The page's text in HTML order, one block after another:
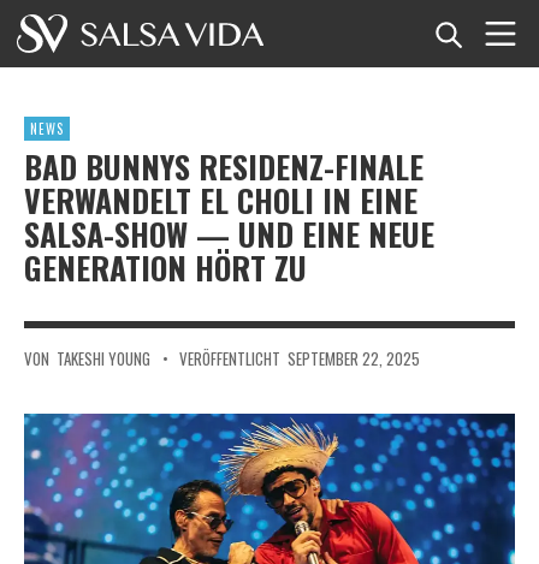
Veranstaltungen
Nachrichten
Artikel
Videos
Shop
TuneTempo
NEWS
BAD BUNNYS RESIDENZ-FINALE
VERWANDELT EL CHOLI IN EINE
SALSA-SHOW — UND EINE NEUE
GENERATION HÖRT ZU
VON TAKESHI YOUNG • VERÖFFENTLICHT SEPTEMBER 22, 2025